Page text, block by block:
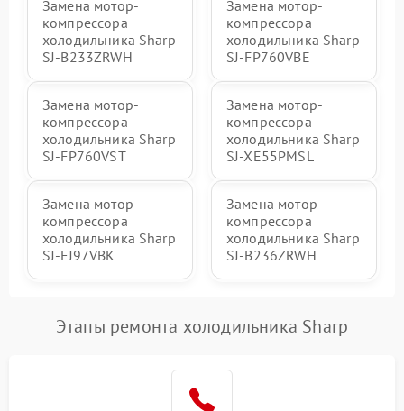
Замена мотор-
компрессора
холодильника Sharp
SJ-B233ZRWH
Замена мотор-
компрессора
холодильника Sharp
SJ-FP760VBE
Замена мотор-
компрессора
холодильника Sharp
SJ-FP760VST
Замена мотор-
компрессора
холодильника Sharp
SJ-XE55PMSL
Замена мотор-
компрессора
холодильника Sharp
SJ-FJ97VBK
Замена мотор-
компрессора
холодильника Sharp
SJ-B236ZRWH
Этапы ремонта холодильника Sharp